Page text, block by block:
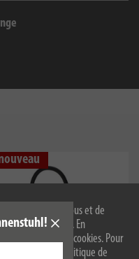
optimale pour vous et de
des cookies. En
l'utilisation de cookies. Pour
notre politique de